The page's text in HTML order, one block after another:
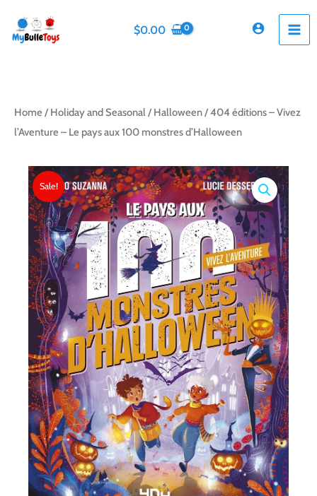
content
$0.00
Home / Holiday and Seasonal / Halloween/ 404 éditions – Vivez
l’Aventure – Le pays aux 100 monstres d’Halloween
Sale!